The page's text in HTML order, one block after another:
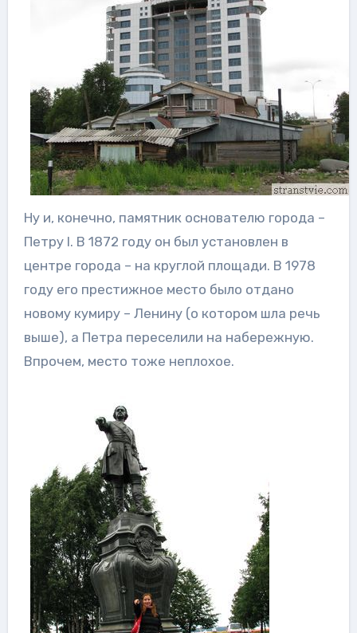
Ну и, конечно, памятник основателю города –
Петру I. В 1872 году он был установлен в
центре города – на круглой площади. В 1978
году его престижное место было отдано
новому кумиру – Ленину (о котором шла речь
выше), а Петра переселили на набережную.
Впрочем, место тоже неплохое.